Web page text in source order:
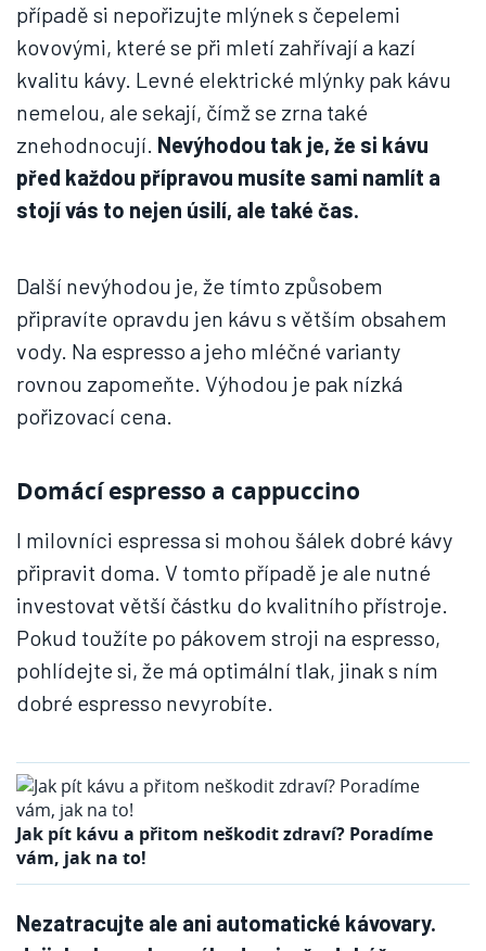
případě si nepořizujte mlýnek s čepelemi
kovovými, které se při mletí zahřívají a kazí
kvalitu kávy. Levné elektrické mlýnky pak kávu
nemelou, ale sekají, čímž se zrna také
znehodnocují. Nevýhodou tak je, že si kávu
před každou přípravou musíte sami namlít a
stojí vás to nejen úsilí, ale také čas.
Další nevýhodou je, že tímto způsobem
připravíte opravdu jen kávu s větším obsahem
vody. Na espresso a jeho mléčné varianty
rovnou zapomeňte. Výhodou je pak nízká
pořizovací cena.
Domácí espresso a cappuccino
I milovníci espressa si mohou šálek dobré kávy
připravit doma. V tomto případě je ale nutné
investovat větší částku do kvalitního přístroje.
Pokud toužíte po pákovem stroji na espresso,
pohlídejte si, že má optimální tlak, jinak s ním
dobré espresso nevyrobíte.
Jak pít kávu a přitom neškodit zdraví? Poradíme
vám, jak na to!
Nezatracujte ale ani automatické kávovary.